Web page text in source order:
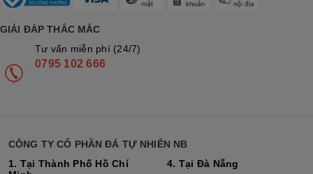
GIẢI ĐÁP THẮC MẮC
Tư vấn miễn phí (24/7)
0795 102 666
CÔNG TY CỔ PHẦN ĐÁ TỰ NHIÊN NB
1. Tại Thành Phố Hồ Chí
4. Tại Đà Nẵng